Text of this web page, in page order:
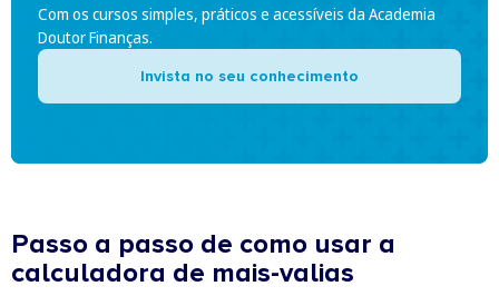
Com os cursos simples, práticos e acessíveis da Academia
Doutor Finanças.
Invista no seu conhecimento
Passo a passo de como usar a
calculadora de mais-valias